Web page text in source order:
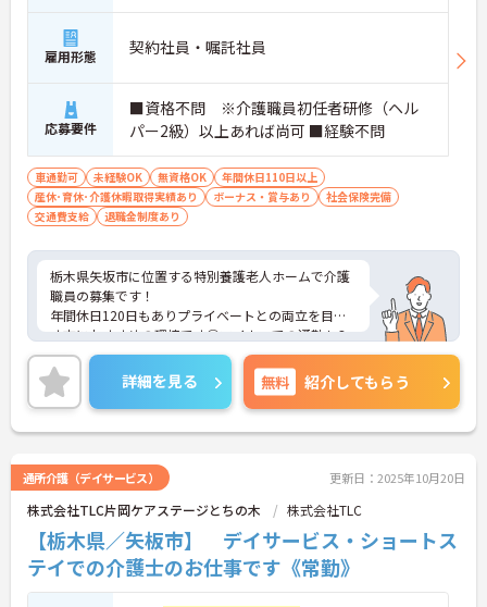
雇用形態 契約社員・嘱託社員
応募要件
■資格不問 ※介護職員初任者研修（ヘル
パー2級）以上あれば尚可 ■経験不問
車通勤可 未経験OK 無資格OK
年間休日110日以上
産休･育休･介護休暇取得実績あり
ボーナス・賞与あり
社会保険完備
交通費支給
退職金制度あり
栃木県矢坂市に位置する特別養護老人ホームで介護
職員の募集です！
年間休日120日もありプライベートとの両立を目指
す方におすすめの環境です◎マイカーでの通勤もO
K！昇給や賞与制度があり、頑張りが評価されてし
っかりと還元されます。さらに各種手当もあるのは
嬉しいポイントです◎現場経験のない方でもチャレ
ンジできる職場で、フォロー体制もあり、経験に関
わらず安心してスタートできます。
ントもお伝えしますので是非ご応募お待ちしており
ます。
詳細を見る 無料 紹介してもらう
通所介護（デイサービス） 更新日：2025年10月20日
株式会社TLC片岡ケアステージとちの木 株式会社TLC
【栃木県／矢板市】 デイサービス・ショートス
テイでの介護士のお仕事です《常勤》